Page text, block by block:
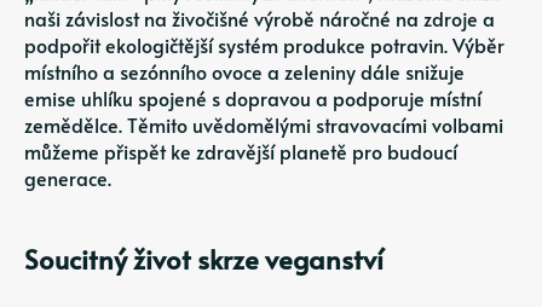
naši závislost na živočišné výrobě náročné na zdroje a
podpořit ekologičtější systém produkce potravin. Výběr
místního a sezónního ovoce a zeleniny dále snižuje
emise uhlíku spojené s dopravou a podporuje místní
zemědělce. Těmito uvědomělými stravovacími volbami
můžeme přispět ke zdravější planetě pro budoucí
generace.
Soucitný život skrze veganství